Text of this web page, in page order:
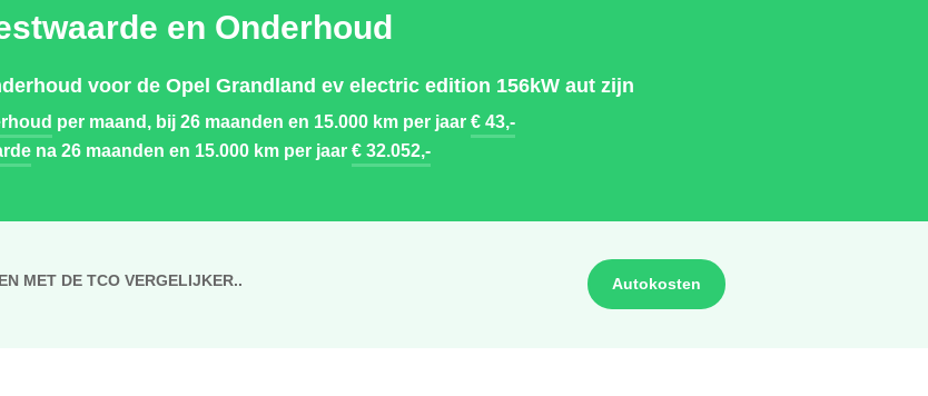
en Onderhoud
voor de Opel Grandland ev electric edition 156kW aut zijn
per maand, bij 26 maanden en 15.000 km per jaar€ 43,-
na 26 maanden en 15.000 km per jaar€ 32.052,-
MET DE TCO VERGELIJKER.. Autokosten